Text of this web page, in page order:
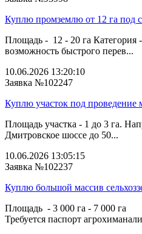
Куплю промземлю от 12 га под
Площадь - 12 - 20 га Категория
возможность быстрого перев...
10.06.2026 13:20:10
Заявка №102247
Куплю участок под проведение
Площадь участка - 1 до 3 га.
Дмитровское шоссе до 50...
10.06.2026 13:05:15
Заявка №102237
Куплю большой массив
Площадь - 3 000 га - 7 000 га
Требуется паспорт